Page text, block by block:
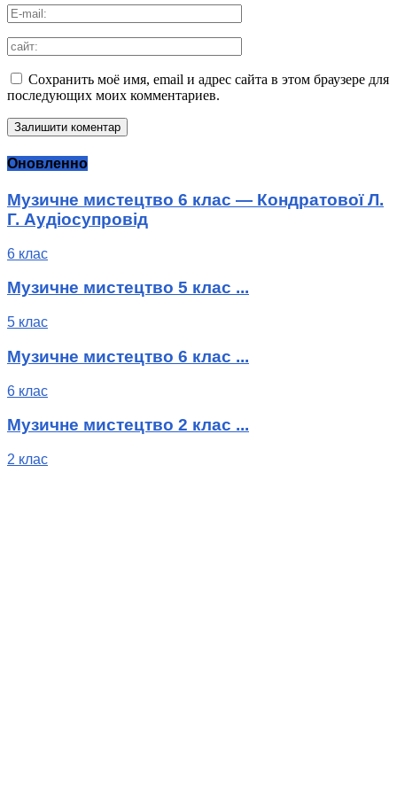
Сохранить моё имя, email и адрес сайта в этом браузере для
последующих моих комментариев.
Оновленно
Музичне мистецтво 6 клас — Кондратової Л.
Г. Аудіосупровід
6 клас
Музичне мистецтво 5 клас ...
5 клас
Музичне мистецтво 6 клас ...
6 клас
Музичне мистецтво 2 клас ...
2 клас